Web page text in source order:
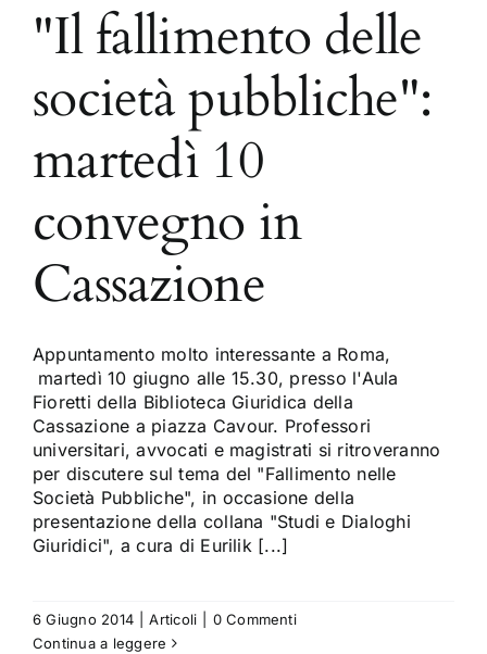
"Il fallimento delle
società pubbliche":
martedì 10
convegno in
Cassazione
Appuntamento molto interessante a Roma,
martedì 10 giugno alle 15.30, presso l'Aula
Fioretti della Biblioteca Giuridica della
Cassazione a piazza Cavour. Professori
universitari, avvocati e magistrati si ritroveranno
per discutere sul tema del "Fallimento nelle
Società Pubbliche", in occasione della
presentazione della collana "Studi e Dialoghi
Giuridici", a cura di Eurilik [...]
6 Giugno 2014 Articoli
0 Commenti
Continua a leggere